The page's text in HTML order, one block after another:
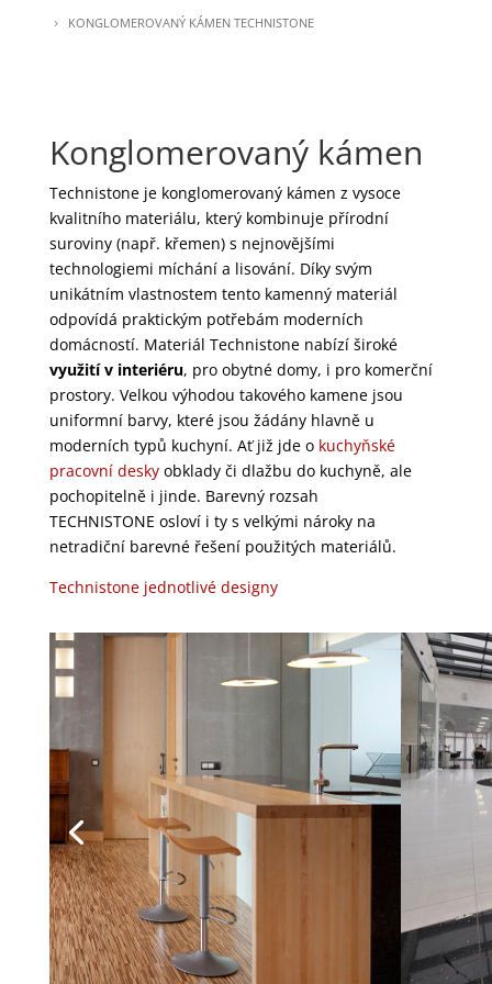
KONGLOMEROVANÝ KÁMEN TECHNISTONE
Konglomerovaný kámen
Technistone je konglomerovaný kámen z vysoce
kvalitního materiálu, který kombinuje přírodní
suroviny (např. křemen) s nejnovějšími
technologiemi míchání a lisování. Díky svým
unikátním vlastnostem tento kamenný materiál
odpovídá praktickým potřebám moderních
domácností. Materiál Technistone nabízí široké
využití v interiéru, pro obytné domy, i pro komerční
prostory. Velkou výhodou takového kamene jsou
uniformní barvy, které jsou žádány hlavně u
moderních typů kuchyní. Ať již jde o kuchyňské
pracovní deskyobklady či dlažbu do kuchyně, ale
pochopitelně i jinde. Barevný rozsah
TECHNISTONE osloví i ty s velkými nároky na
netradiční barevné řešení použitých materiálů.
Technistone jednotlivé designy